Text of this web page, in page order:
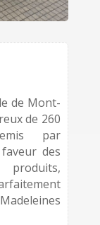
de Mont-
de 260
par
des
produits,